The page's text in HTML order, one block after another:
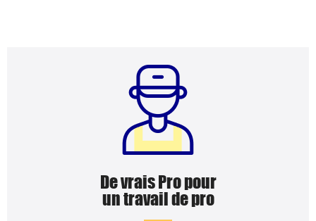
De vrais Pro pour
un travail de pro